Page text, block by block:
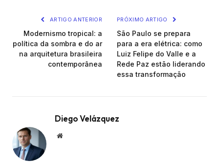
ARTIGO ANTERIOR
Modernismo tropical: a
política da sombra e do ar
na arquitetura brasileira
contemporânea
PRÓXIMO ARTIGO
São Paulo se prepara
para a era elétrica: como
Luiz Felipe do Valle e a
Rede Paz estão liderando
essa transformação
Diego Velázquez
Website